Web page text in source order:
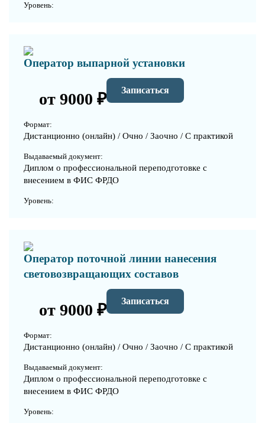
Уровень:
Оператор выпарной установки
от 9000 ₽ Записаться
Формат:
Дистанционно (онлайн) / Очно / Заочно / С практикой
Выдаваемый документ:
Диплом о профессиональной переподготовке с
внесением в ФИС ФРДО
Уровень:
Оператор поточной линии нанесения
световозвращающих составов
от 9000 ₽ Записаться
Формат:
Дистанционно (онлайн) / Очно / Заочно / С практикой
Выдаваемый документ:
Диплом о профессиональной переподготовке с
внесением в ФИС ФРДО
Уровень: